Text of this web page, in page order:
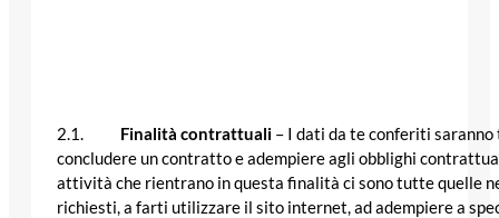
2.1. Finalità contrattuali – I dati da te conferiti
concludere un contratto e adempiere agli obblighi
attività che rientrano in questa finalità ci sono tutte quelle
richiesti, a farti utilizzare il sito internet, ad adempiere a